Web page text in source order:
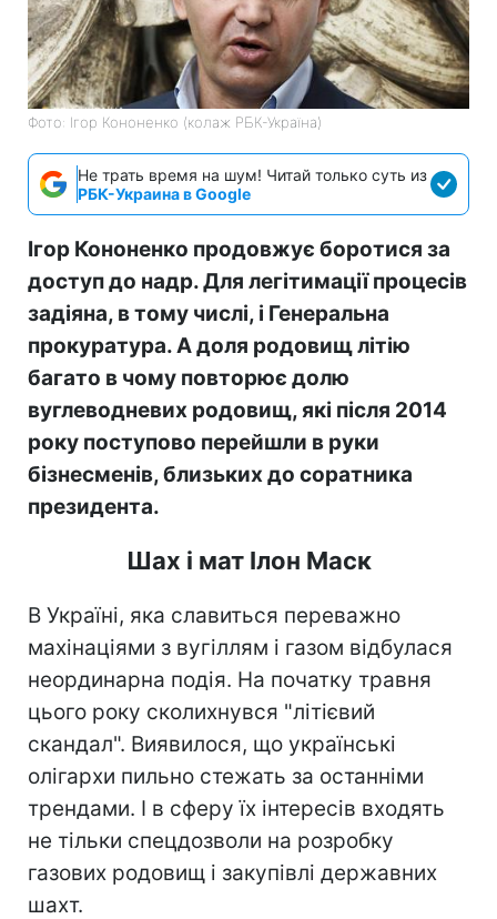
Фото: Ігор Кононенко (колаж РБК-Україна)
Не трать время на шум! Читай только суть из
РБК-Украина в Google
Ігор Кононенко продовжує боротися за
доступ до надр. Для легітимації процесів
задіяна, в тому числі, і Генеральна
прокуратура. А доля родовищ літію
багато в чому повторює долю
вуглеводневих родовищ, які після 2014
року поступово перейшли в руки
бізнесменів, близьких до соратника
президента.
Шах і мат Ілон Маск
В Україні, яка славиться переважно
махінаціями з вугіллям і газом відбулася
неординарна подія. На початку травня
цього року сколихнувся "літієвий
скандал". Виявилося, що українські
олігархи пильно стежать за останніми
трендами. І в сферу їх інтересів входять
не тільки спецдозволи на розробку
газових родовищ і закупівлі державних
шахт.